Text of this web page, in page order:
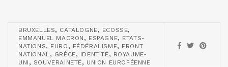
BRUXELLES, CATALOGNE, ECOSSE,
EMMANUEL MACRON , ESPAGNE, ETATS-
NATIONS, EURO , FÉDÉRALISME, FRONT
NATIONAL, GRÈCE, IDENTITÉ, ROYAUME-
UNI , SOUVERAINETÉ, UNION EUROPÉENNE